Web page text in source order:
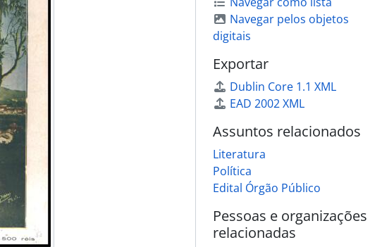
Navegar pelos objetos
digitais
Exportar
Dublin Core 1.1 XML
EAD 2002 XML
Assuntos relacionados
Literatura
Política
Edital Órgão Público
Pessoas e organizações
relacionadas